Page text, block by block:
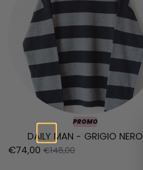
PROMO
DAILY MAN - GRIGIO NERO
€74,00 €148,00